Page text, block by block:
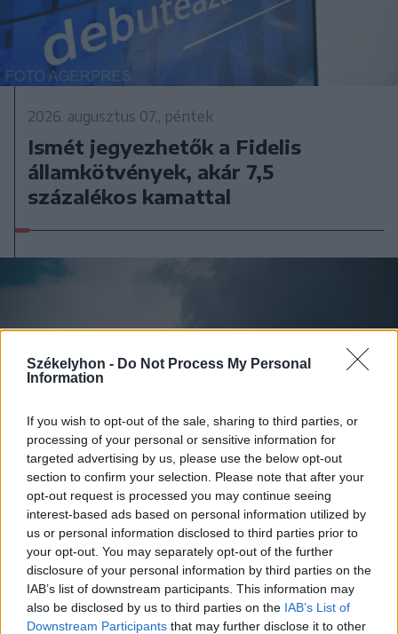
Székelyhon - Do Not Process My Personal
Information
If you wish to opt-out of the sale, sharing to third parties, or
processing of your personal or sensitive information for
targeted advertising by us, please use the below opt-out
section to confirm your selection. Please note that after your
opt-out request is processed you may continue seeing
interest-based ads based on personal information utilized by
us or personal information disclosed to third parties prior to
your opt-out. You may separately opt-out of the further
disclosure of your personal information by third parties on the
IAB’s list of downstream participants. This information may
also be disclosed by us to third parties on the IAB’s List of
Downstream Participants that may further disclose it to other
2026. augusztus 07., péntek
Ismét jegyezhetők a Fidelis
államkötvények, akár 7,5
százalékos kamattal
2026. augusztus 07., péntek
Viharokra figyelmeztetnek Csík- és
Udvarhelyszéken